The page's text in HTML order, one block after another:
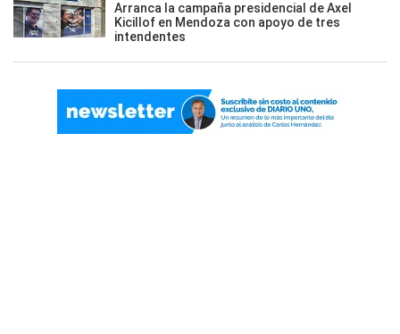
Arranca la campaña presidencial de Axel
Kicillof en Mendoza con apoyo de tres
intendentes